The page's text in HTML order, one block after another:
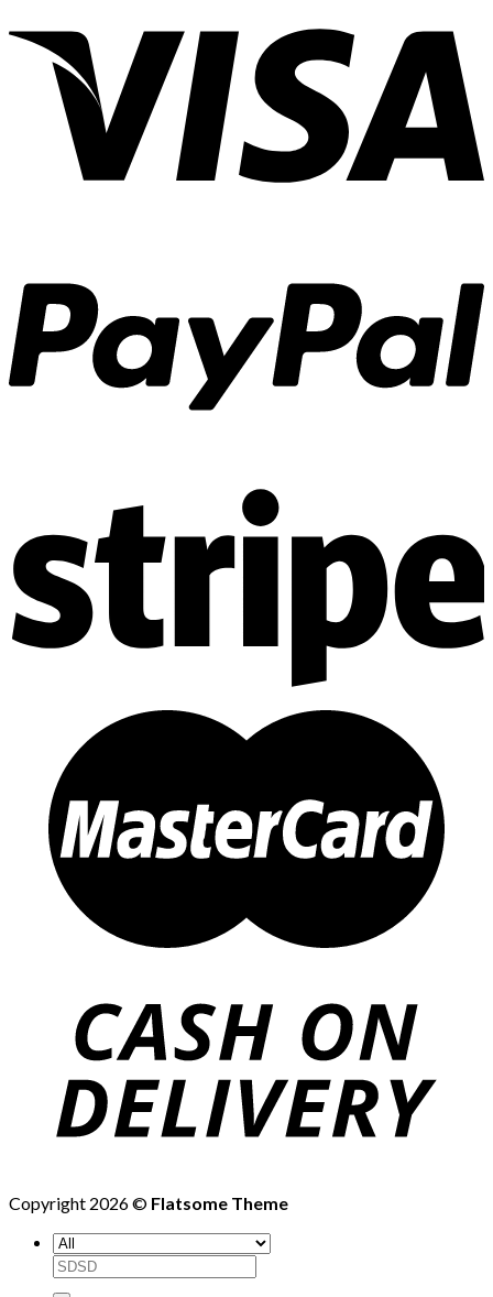
Copyright 2026 © Flatsome Theme
Search
for: